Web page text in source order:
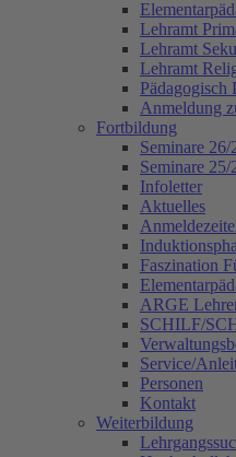
Lehramt
Lehramt
Lehramt
Pädagogisch
Anmeldung
Fortbildung
Seminare 26/
Seminare 25/
Infoletter
Aktuelles
Faszination
ARGE
SCHILF/
Service/
Personen
Kontakt
Weiterbildung